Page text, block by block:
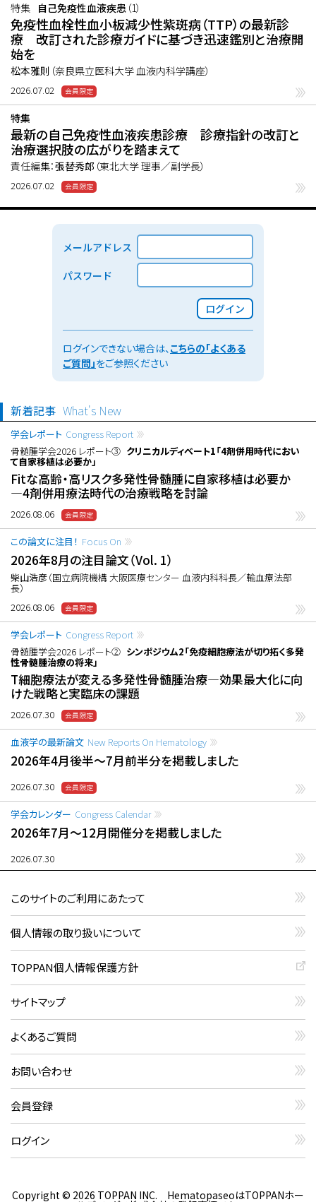
特集 自己免疫性血液疾患 （1）
免疫性血栓性血小板減少性紫斑病（TTP）の最新診
療 改訂された診療ガイドに基づき迅速鑑別と治療開
始を
松本雅則 （奈良県立医科大学 血液内科学講座）
2026.07.02
特集
最新の自己免疫性血液疾患診療 診療指針の改訂と
治療選択肢の広がりを踏まえて
責任編集：張替秀郎 （東北大学 理事／副学長）
2026.07.02
メールアドレス
パスワード
ログイン
ログインできない場合は、こちらの「よくある
ご質問」をご参照ください
新着記事 What's New
学会レポート Congress Report
骨髄腫学会2026 レポート③ クリニカルディベート1「4剤併用時代におい
て自家移植は必要か」
Fitな高齢・高リスク多発性骨髄腫に自家移植は必要か
―4剤併用療法時代の治療戦略を討論
2026.08.06
この論文に注目！ Focus On
2026年8月の注目論文（Vol. 1）
柴山浩彦（国立病院機構 大阪医療センター 血液内科科長／輸血療法部
長）
2026.08.06
学会レポート Congress Report
骨髄腫学会2026 レポート② シンポジウム2「免疫細胞療法が切り拓く多発
性骨髄腫治療の将来」
T細胞療法が変える多発性骨髄腫治療―効果最大化に向
けた戦略と実臨床の課題
2026.07.30
血液学の最新論文 New Reports On Hematology
2026年4月後半〜7月前半分を掲載しました
2026.07.30
学会カレンダー Congress Calendar
2026年7月〜12月開催分を掲載しました
2026.07.30
このサイトのご利用にあたって
個人情報の取り扱いについて
TOPPAN個人情報保護方針
サイトマップ
よくあるご質問
お問い合わせ
会員登録
ログイン
Copyright © 2026 TOPPAN INC. HematopaseoはTOPPANホー